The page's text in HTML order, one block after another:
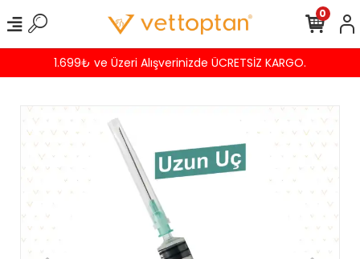
1.699₺ ve Üzeri Alışverinizde ÜCRETSİZ KARGO.
0